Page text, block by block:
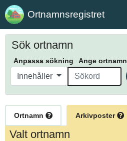
Ortnamnsregistret
Sök ortnamn
Anpassa sökning Ange ortnamn
Innehåller
Ortnamn Arkivposter
Valt ortnamn